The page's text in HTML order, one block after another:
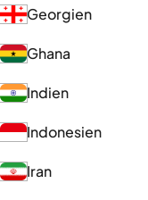
Georgien
Ghana
Indien
Indonesien
Iran